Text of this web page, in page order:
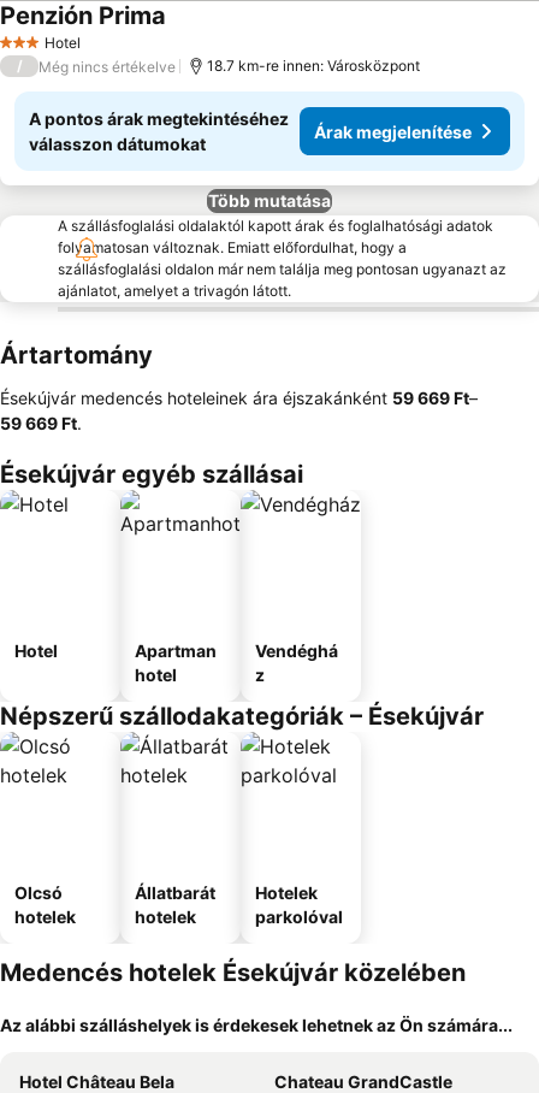
3 Kategória
Hotel
Penzión Prima
/ Még nincs értékelve 18.7 km-re innen: Városközpont
A pontos árak megtekintéséhez
válasszon dátumokat
Árak megjelenítése
Több mutatása
A szállásfoglalási oldalaktól kapott árak és foglalhatósági adatok
folyamatosan változnak. Emiatt előfordulhat, hogy a
szállásfoglalási oldalon már nem találja meg pontosan ugyanazt az
ajánlatot, amelyet a trivagón látott.
Ártartomány
Ésekújvár medencés hoteleinek ára éjszakánként ‎59 669 Ft–
59 669 Ft.
Ésekújvár egyéb szállásai
Hotel
Apartman
hotel
Vendéghá
z
Népszerű szállodakategóriák – Ésekújvár
Olcsó
hotelek
Állatbarát
hotelek
Hotelek
parkolóval
Medencés hotelek Ésekújvár közelében
Az alábbi szálláshelyek is érdekesek lehetnek az Ön számára...
Hotel Château Bela Chateau GrandCastle